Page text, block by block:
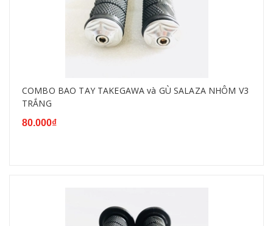
COMBO BAO TAY TAKEGAWA và GÙ SALAZA NHÔM V3
TRẮNG
80.000₫